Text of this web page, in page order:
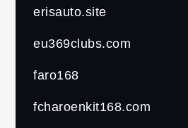
erisauto.site
eu369clubs.com
faro168
fcharoenkit168.com